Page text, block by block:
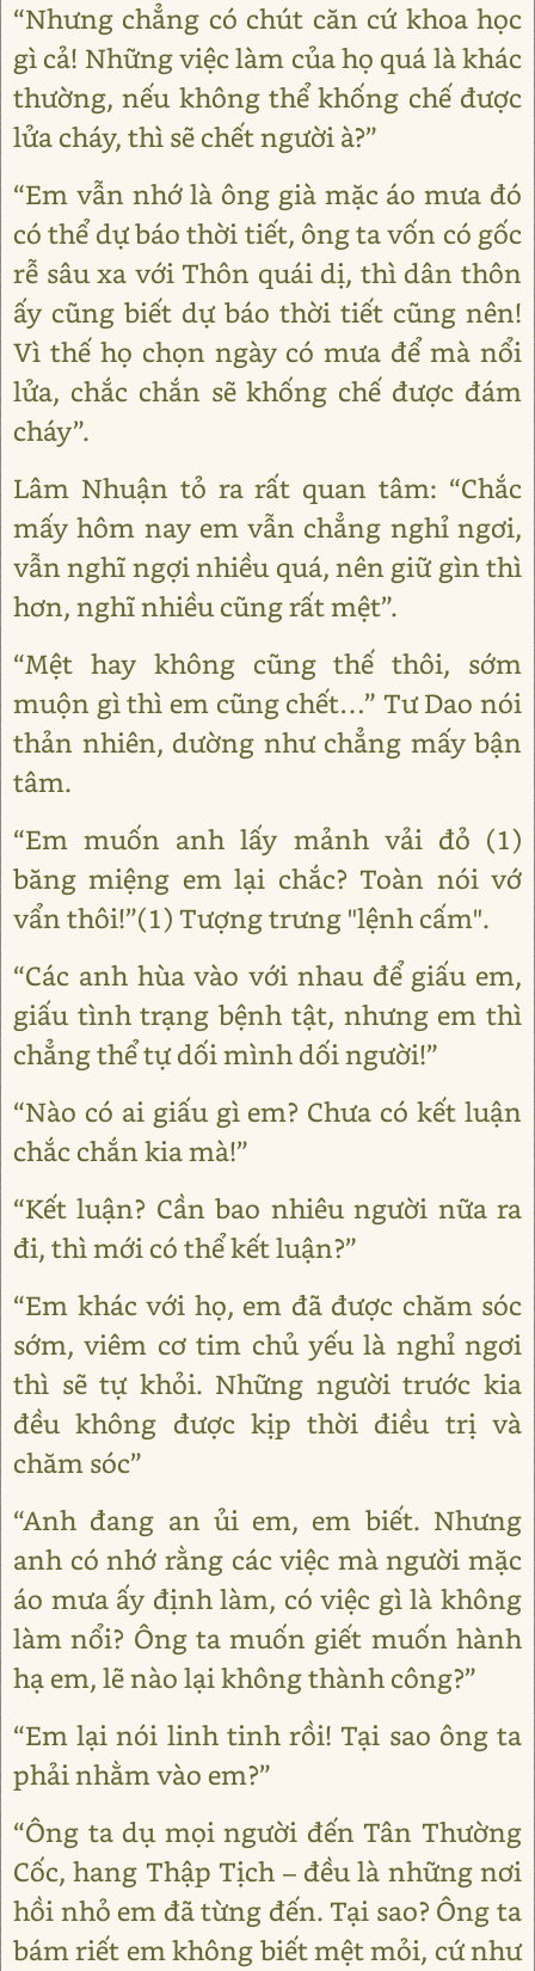
“Nhưng chẳng có chút căn cứ khoa học
gì cả! Những việc làm của họ quá là khác
thường, nếu không thể khống chế được
lửa cháy, thì sẽ chết người à?”
“Em vẫn nhớ là ông già mặc áo mưa đó
có thể dự báo thời tiết, ông ta vốn có gốc
rễ sâu xa với Thôn quái dị, thì dân thôn
ấy cũng biết dự báo thời tiết cũng nên!
Vì thế họ chọn ngày có mưa để mà nổi
lửa, chắc chắn sẽ khống chế được đám
cháy”.
Lâm Nhuận tỏ ra rất quan tâm: “Chắc
mấy hôm nay em vẫn chẳng nghỉ ngơi,
vẫn nghĩ ngợi nhiều quá, nên giữ gìn thì
hơn, nghĩ nhiều cũng rất mệt”.
“Mệt hay không cũng thế thôi, sớm
muộn gì thì em cũng chết…” Tư Dao nói
thản nhiên, dường như chẳng mấy bận
tâm.
“Em muốn anh lấy mảnh vải đỏ (1)
băng miệng em lại chắc? Toàn nói vớ
vẩn thôi!”(1) Tượng trưng "lệnh cấm".
“Các anh hùa vào với nhau để giấu em,
giấu tình trạng bệnh tật, nhưng em thì
chẳng thể tự dối mình dối người!”
“Nào có ai giấu gì em? Chưa có kết luận
chắc chắn kia mà!”
“Kết luận? Cần bao nhiêu người nữa ra
đi, thì mới có thể kết luận?”
“Em khác với họ, em đã được chăm sóc
sớm, viêm cơ tim chủ yếu là nghỉ ngơi
thì sẽ tự khỏi. Những người trước kia
đều không được kịp thời điều trị và
chăm sóc”
“Anh đang an ủi em, em biết. Nhưng
anh có nhớ rằng các việc mà người mặc
áo mưa ấy định làm, có việc gì là không
làm nổi? Ông ta muốn giết muốn hành
hạ em, lẽ nào lại không thành công?”
“Em lại nói linh tinh rồi! Tại sao ông ta
phải nhằm vào em?”
“Ông ta dụ mọi người đến Tân Thường
Cốc, hang Thập Tịch – đều là những nơi
hồi nhỏ em đã từng đến. Tại sao? Ông ta
bám riết em không biết mệt mỏi, cứ như